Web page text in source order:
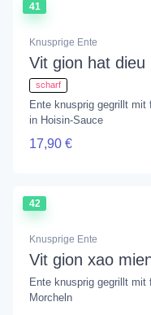
41
Knusprige Ente
Vit gion hat dieu
scharf
Ente knusprig gegrillt
in Hoisin-Sauce
17,90 €
42
Knusprige Ente
Vit gion xao
Ente knusprig gegrillt mit
Morcheln